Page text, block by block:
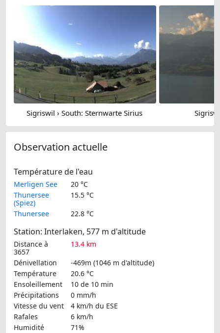
Sigriswil › South: Sternwarte Sirius
Observation actuelle
Température de l'eau
Merligen See
20 °C
Thunersee
(Spiez)
15.5 °C
Thunersee
22.8 °C
Station: Interlaken, 577 m d'altitude
Distance à
3657
13.4 km
Dénivellation
-469m (1046 m d'altitude)
Température
20.6 °C
Ensoleillement
10 de 10 min
Précipitations
0 mm/h
Vitesse du vent
4 km/h du ESE
Rafales
6 km/h
Humidité
71%